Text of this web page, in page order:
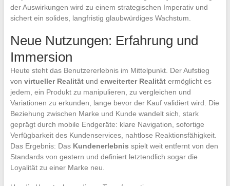
der Auswirkungen wird zu einem strategischen Imperativ und
sichert ein solides, langfristig glaubwürdiges Wachstum.
Neue Nutzungen: Erfahrung und
Immersion
Heute steht das Benutzererlebnis im Mittelpunkt. Der Aufstieg
von virtueller Realitätund erweiterter Realitätermöglicht es
jedem, ein Produkt zu manipulieren, zu vergleichen und
Variationen zu erkunden, lange bevor der Kauf validiert wird. Die
Beziehung zwischen Marke und Kunde wandelt sich, stark
geprägt durch mobile Endgeräte: klare Navigation, sofortige
Verfügbarkeit des Kundenservices, nahtlose Reaktionsfähigkeit.
Das Ergebnis: Das Kundenerlebnis spielt weit entfernt von den
Standards von gestern und definiert letztendlich sogar die
Loyalität zu einer Marke neu.